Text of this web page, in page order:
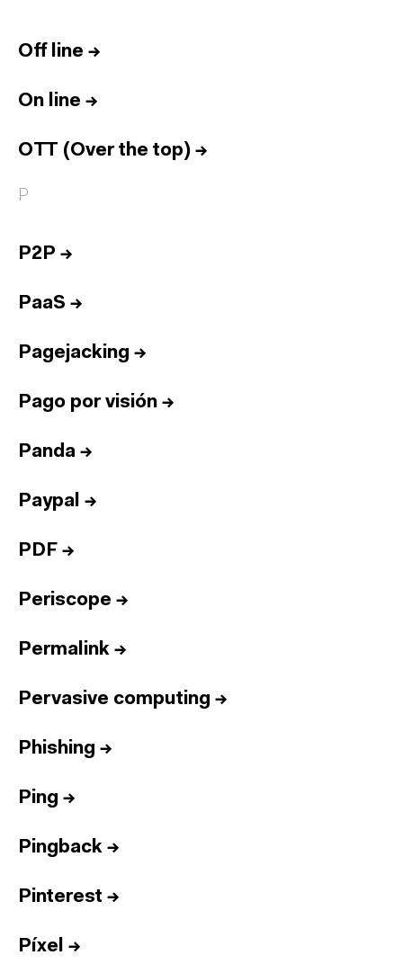
Off line →
On line →
OTT (Over the top) →
P
P2P →
PaaS →
Pagejacking →
Pago por visión →
Panda →
Paypal →
PDF →
Periscope →
Permalink →
Pervasive computing →
Phishing →
Ping →
Pingback →
Pinterest →
Píxel →